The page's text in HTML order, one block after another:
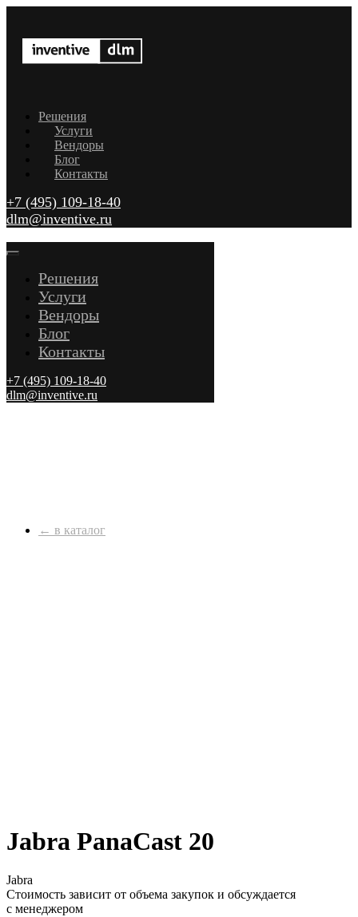
Решения
Услуги
Вендоры
Блог
Контакты
+7 (495) 109-18-40
dlm@inventive.ru
Решения
Услуги
Вендоры
Блог
Контакты
+7 (495) 109-18-40
dlm@inventive.ru
← в каталог
Jabra PanaCast 20
Jabra
Стоимость зависит от объема закупок и обсуждается
с менеджером